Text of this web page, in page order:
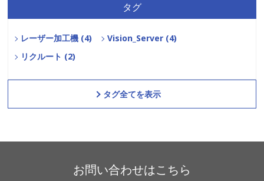
タグ
レーザー加工機 (4)
Vision_Server (4)
リクルート (2)
タグ全てを表示
お問い合わせはこちら